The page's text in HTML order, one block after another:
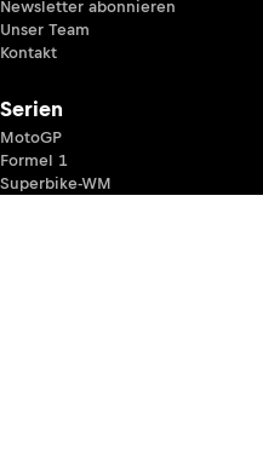
Newsletter abonnieren
Unser Team
Kontakt
Serien
MotoGP
Formel 1
Superbike-WM